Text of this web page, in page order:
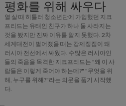
평화를 위해 싸우다
열 살 때 히틀러 청소년단에 가입했던 지크
프리드는 유태인 친구가 하나 둘 사라지는
것을 봤지만 진짜 이유를 알지 못했다. 2차
세계대전이 벌어졌을 때는 강제징집이 돼
러시아 전선에서 싸웠다. 수많은 러시아인
들의 죽음을 목격한 지크프리드는 "왜 이 사
람들은 이렇게 죽어야 하는데?" "무엇을 위
해, 누구를 위해?"라는 의문을 품기 시작했
다.